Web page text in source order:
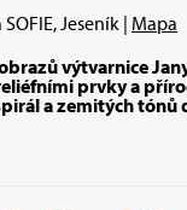
Jeseník | Mapa
obrazů výtvarnice
prvky a
a zemitých